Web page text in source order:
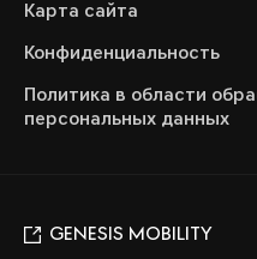
Карта сайта
Конфиденциальность
Политика в области
персональных данных
GENESIS MOBILITY